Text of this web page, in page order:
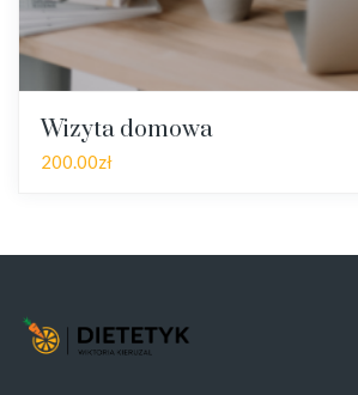
Wizyta domowa
200.00zł